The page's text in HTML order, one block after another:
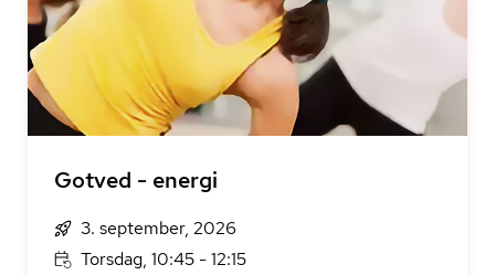
Gotved - energi
3. september, 2026
Torsdag, 10:45 - 12:15